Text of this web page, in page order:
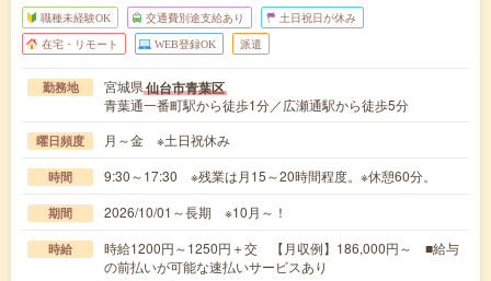
職種未経験OK 交通費別途支給あり 土日祝日が休み
在宅・リモート WEB登録OK 派遣
勤務地 宮城県仙台市青葉区
青葉通一番町駅から徒歩1分／広瀬通駅から徒歩5分
曜日頻度 月～金 ※土日祝休み
時間 9:30～17:30 ※残業は月15～20時間程度。※休憩60分。
期間 2026/10/01～長期 ※10月～！
時給
時給1200円～1250円＋交 【月収例】186,000円～ ■給与
の前払いが可能な速払いサービスあり